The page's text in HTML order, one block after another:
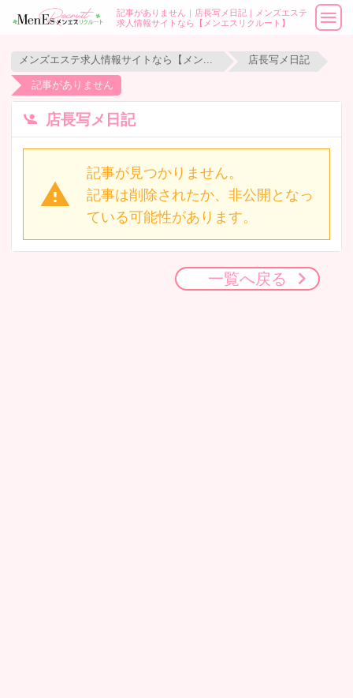
記事がありません｜店長写メ日記｜メンズエステ
求人情報サイトなら【メンエスリクルート】
店長写メ日記
記事がありません
店長写メ日記
記事が見つかりません。
記事は削除されたか、非公開となっ
ている可能性があります。
一覧へ戻る